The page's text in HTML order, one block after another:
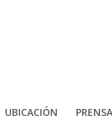
UBICACIÓN PRENSA